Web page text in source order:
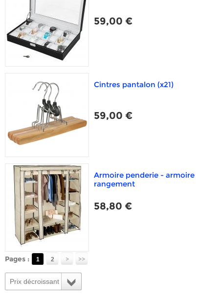
59,00 €
Cintres pantalon (x21)
59,00 €
Armoire penderie - armoire
rangement
58,80 €
Pages : 1 2 > >>
Prix décroissant